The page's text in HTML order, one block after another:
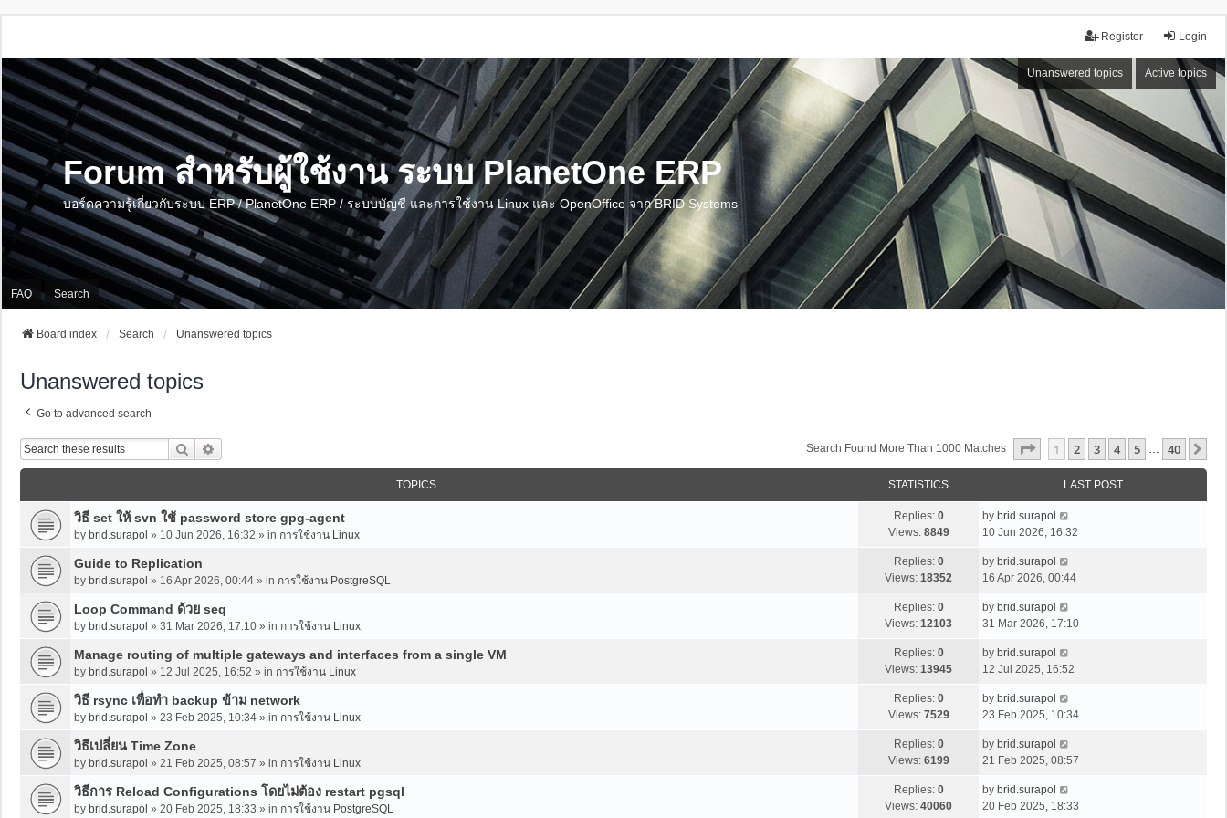
Login
Register
Unanswered topics Active topics
Forum สำหรับผู้ใช้งาน ระบบ PlanetOne ERP
บอร์ดความรู้เกี่ยวกับระบบ ERP / PlanetOne ERP / ระบบบัญชี และการใช้งาน Linux และ OpenOffice จาก BRID Systems
FAQ Search
Board index Search Unanswered topics
Unanswered topics
Go to advanced search
Search Search Found More Than 1000 Matches Page Of 40
1 2 3 4 5 … 40
TOPICS STATISTICS LAST POST
วิธี set ให้ svn ใช้ password store gpg-agent
by brid.surapol » 10 Jun 2026, 16:32 » in การใช้งาน Linux
Replies: 0
Views: 8849
by brid.surapol
10 Jun 2026, 16:32
Guide to Replication
by brid.surapol » 16 Apr 2026, 00:44 » in การใช้งาน PostgreSQL
Replies: 0
Views: 18352
by brid.surapol
16 Apr 2026, 00:44
Loop Command ด้วย seq
by brid.surapol » 31 Mar 2026, 17:10 » in การใช้งาน Linux
Replies: 0
Views: 12103
by brid.surapol
31 Mar 2026, 17:10
Manage routing of multiple gateways and interfaces from a single VM
by brid.surapol » 12 Jul 2025, 16:52 » in การใช้งาน Linux
Replies: 0
Views: 13945
by brid.surapol
12 Jul 2025, 16:52
วิธี rsync เพื่อทำ backup ข้าม network
by brid.surapol » 23 Feb 2025, 10:34 » in การใช้งาน Linux
Replies: 0
Views: 7529
by brid.surapol
23 Feb 2025, 10:34
วิธีเปลี่ยน Time Zone
by brid.surapol » 21 Feb 2025, 08:57 » in การใช้งาน Linux
Replies: 0
Views: 6199
by brid.surapol
21 Feb 2025, 08:57
วิธีการ Reload Configurations โดยไม่ต้อง restart pgsql
by brid.surapol » 20 Feb 2025, 18:33 » in การใช้งาน PostgreSQL
Replies: 0
Views: 40060
by brid.surapol
20 Feb 2025, 18:33